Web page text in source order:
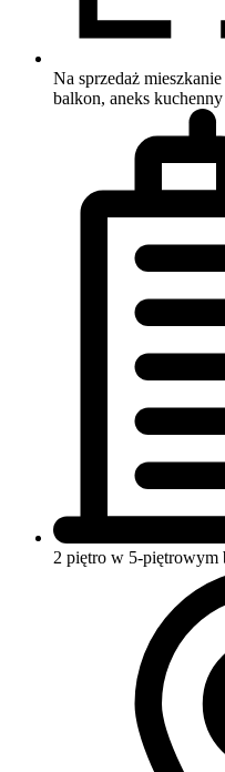
Na sprzedaż
balkon, aneks kuchenny
2 piętro w 5-piętrowym